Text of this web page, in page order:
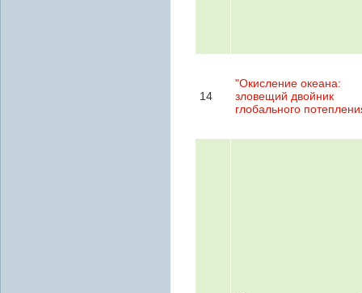
14
"Окисление океана:
зловещий двойник
глобального